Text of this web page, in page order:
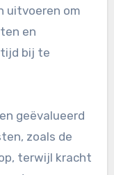
uitvoeren om
en
bij te
geëvalueerd
zoals de
terwijl kracht